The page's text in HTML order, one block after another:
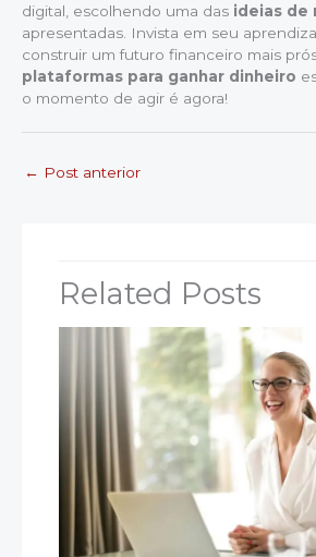
digital, escolhendo uma das ideias de
apresentadas. Invista em seu
construir um futuro financeiro mais
plataformas para ganhar dinheiro
o momento de agir é agora!
← Post anterior
Related Posts